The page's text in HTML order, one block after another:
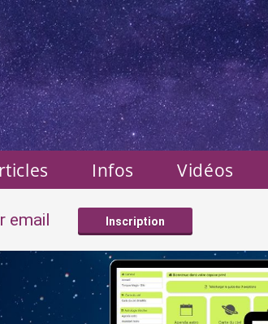
Infos Vidéos
email Inscription